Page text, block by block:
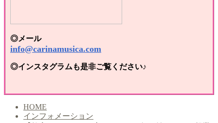
◎メール
info@carinamusica.com
◎インスタグラムも是非ご覧ください♪
HOME
インフォメーション